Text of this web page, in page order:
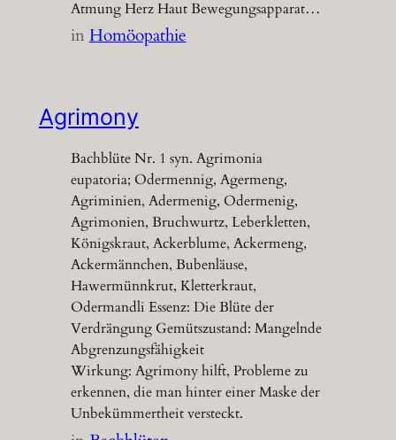
Atmung Herz Haut Bewegungsapparat…
inHomöopathie
Agrimony
Bachblüte Nr. 1 syn. Agrimonia
eupatoria; Odermennig, Agermeng,
Agriminien, Adermenig, Odermenig,
Agrimonien, Bruchwurtz, Leberkletten,
Königskraut, Ackerblume, Ackermeng,
Ackermännchen, Bubenläuse,
Hawermünnkrut, Kletterkraut,
Odermandli Essenz: Die Blüte der
Verdrängung Gemütszustand: Mangelnde
Abgrenzungsfähigkeit
Wirkung: Agrimony hilft, Probleme zu
erkennen, die man hinter einer Maske der
Unbekümmertheit versteckt.